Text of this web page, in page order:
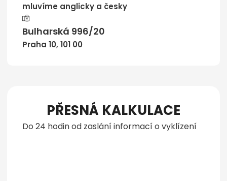
mluvíme anglicky a česky
Bulharská 996/20
Praha 10, 101 00
PŘESNÁ KALKULACE
Do 24 hodin od zaslání informací o vyklízení